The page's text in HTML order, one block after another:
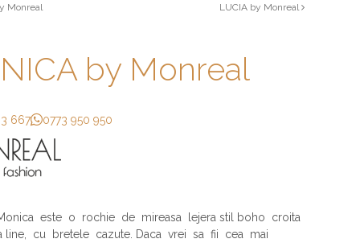
Monreal
LUCIA by Monreal
by Monreal
667 0773 950 950
este o rochie de mireasa lejera stil boho croita
line, cu bretele cazute. Daca vrei sa fii cea mai